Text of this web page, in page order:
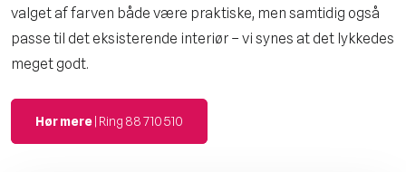
valget af farven både være praktiske, men samtidig også
passe til det eksisterende interiør – vi synes at det lykkedes
meget godt.
Hør mere | Ring 88 710 510